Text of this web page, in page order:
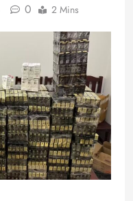
0 2 Mins